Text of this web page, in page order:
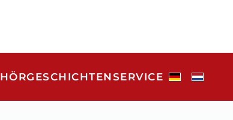
HÖRGESCHICHTENSERVICE